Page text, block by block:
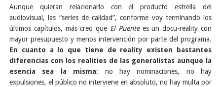
Aunque quieran relacionarlo con el producto estrella del
audiovisual, las “series de calidad”, conforme voy terminando los
últimos capítulos, más creo que El Puentees un docu-reality con
mayor presupuesto y menos intervención por parte del programa.
En cuanto a lo que tiene de reality existen bastantes
diferencias con los realities de las generalistas aunque la
esencia sea la misma: no hay nominaciones, no hay
expulsiones, el público no interviene en absoluto, no hay multa por